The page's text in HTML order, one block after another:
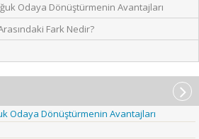
Odaya Dönüştürmenin Avantajları
Fark Nedir?
Odaya Dönüştürmenin Avantajları